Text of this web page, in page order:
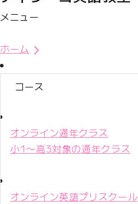
メニュー
ホーム
コース
オンライン通年クラス
小1〜高3対象の通年クラス
オンライン英語プリスクール